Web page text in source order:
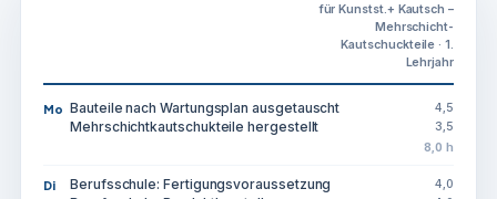
für Kunstst.+ Kautsch –
Mehrschicht-
Kautschuckteile · 1.
Lehrjahr
Mo Bauteile nach Wartungsplan ausgetauscht 4,5
Mehrschichtkautschukteile hergestellt 3,5
8,0 h
Di Berufsschule: Fertigungsvoraussetzung 4,0